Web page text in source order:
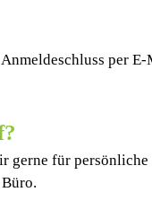
per
gerne für